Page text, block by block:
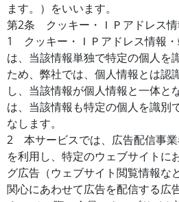
ます。）をいいます。
第2条 クッキー・ＩＰアドレス
1 クッキー・ＩＰアドレス情報
は、当該情報単独で特定の個人を
ため、弊社では、個人情報とは認
し、当該情報が個人情報と一体と
は、当該情報も特定の個人を識別
なします。
2 本サービスでは、広告配信事
を利用し、特定のウェブサイトに
グ広告（ウェブサイト閲覧情報な
関心にあわせて広告を配信する広